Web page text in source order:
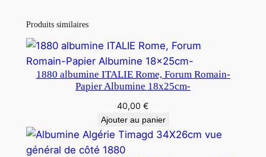
Produits similaires
1880 albumine ITALIE Rome, Forum Romain-
Papier Albumine 18x25cm-
40,00 €
Ajouter au panier